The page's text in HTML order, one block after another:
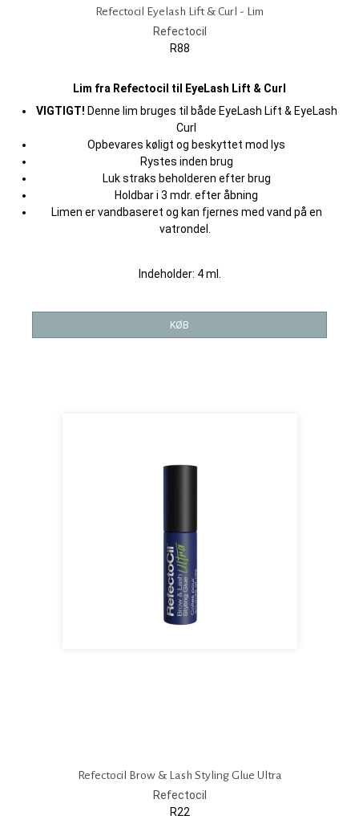
Refectocil Eyelash Lift & Curl - Lim
Refectocil
R88
Lim fra Refectocil til EyeLash Lift & Curl
VIGTIGT! Denne lim bruges til både EyeLash Lift & EyeLash
Curl
Opbevares køligt og beskyttet mod lys
Rystes inden brug
Luk straks beholderen efter brug
Holdbar i 3 mdr. efter åbning
Limen er vandbaseret og kan fjernes med vand på en
vatrondel.
Indeholder: 4 ml.
KØB
Refectocil Brow & Lash Styling Glue Ultra
Refectocil
R22